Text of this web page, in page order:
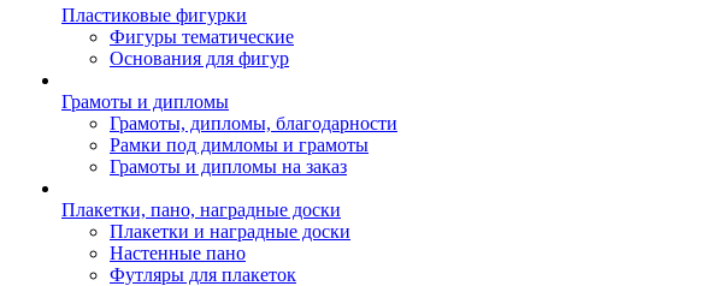
Пластиковые фигурки
Фигуры тематические
Основания для фигур
Грамоты и дипломы
Грамоты, дипломы, благодарности
Рамки под димломы и грамоты
Грамоты и дипломы на заказ
Плакетки, пано, наградные доски
Плакетки и наградные доски
Настенные пано
Футляры для плакеток